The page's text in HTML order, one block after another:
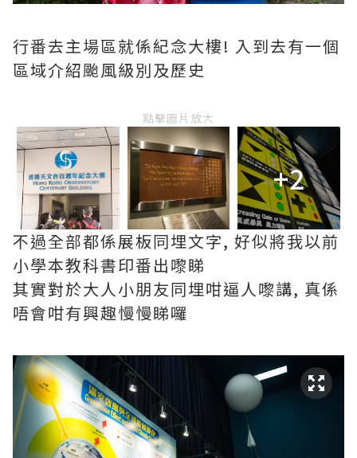
行番去主場區就係紀念大樓! 入到去有一個
區域介紹颱風級別及歷史
點擊圖片放大
+2
不過全部都係展板同埋文字, 好似將我以前
小學本教科書印番出嚟睇
其實對於大人小朋友同埋咁逼人嚟講, 真係
唔會咁有興趣慢慢睇囉